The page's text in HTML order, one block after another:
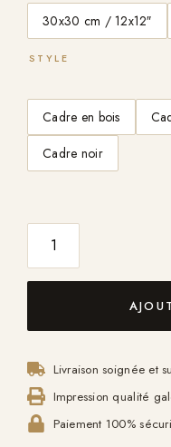
30x30 cm / 12x12″
STYLE
Cadre en bois
Cadre noir
Livraison soignée et
Impression qualité
Paiement 100%